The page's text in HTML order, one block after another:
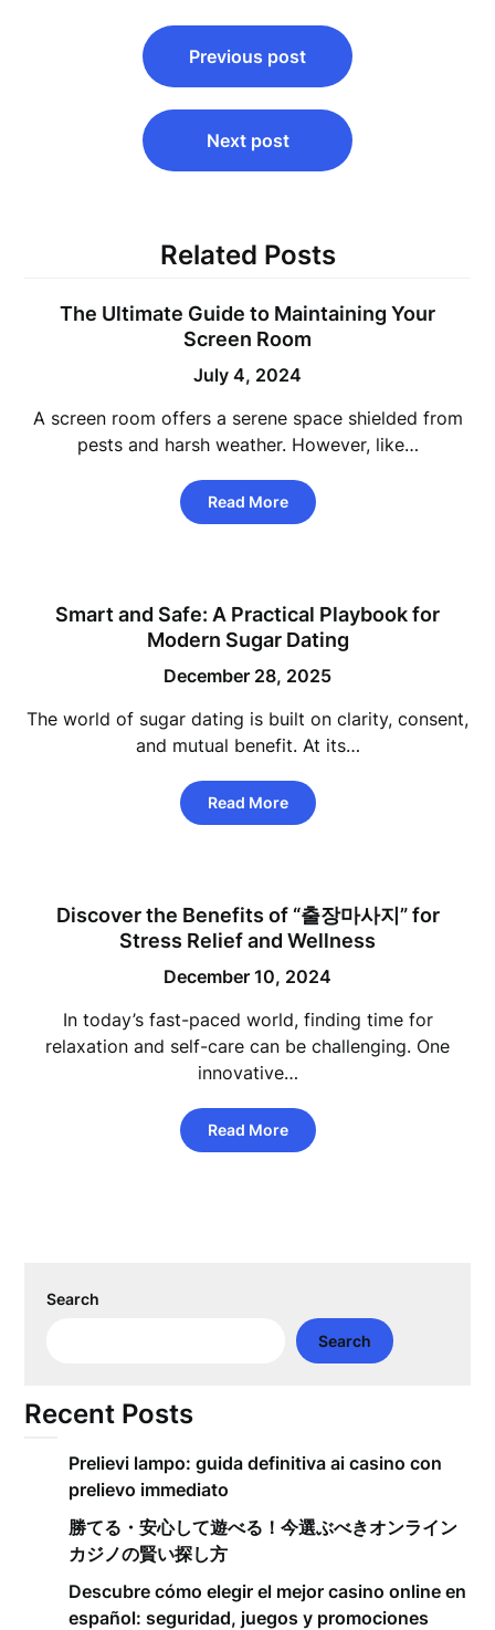
navigation
Previous post
Next post
Related Posts
The Ultimate Guide to Maintaining Your
Screen Room
July 4, 2024
A screen room offers a serene space shielded from
pests and harsh weather. However, like…
Read More
Smart and Safe: A Practical Playbook for
Modern Sugar Dating
December 28, 2025
The world of sugar dating is built on clarity, consent,
and mutual benefit. At its…
Read More
Discover the Benefits of “출장마사지” for
Stress Relief and Wellness
December 10, 2024
In today’s fast-paced world, finding time for
relaxation and self-care can be challenging. One
innovative…
Read More
Search
Search
Recent Posts
Prelievi lampo: guida definitiva ai casino con
prelievo immediato
勝てる・安心して遊べる！今選ぶべきオンライン
カジノの賢い探し方
Descubre cómo elegir el mejor casino online en
español: seguridad, juegos y promociones